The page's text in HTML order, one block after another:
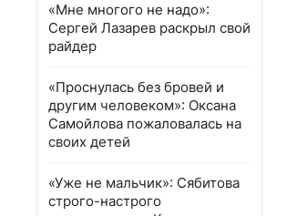
«Мне многого не надо»:
Сергей Лазарев раскрыл свой
райдер
«Проснулась без бровей и
другим человеком»: Оксана
Самойлова пожаловалась на
своих детей
«Уже не мальчик»: Сябитова
строго-настрого